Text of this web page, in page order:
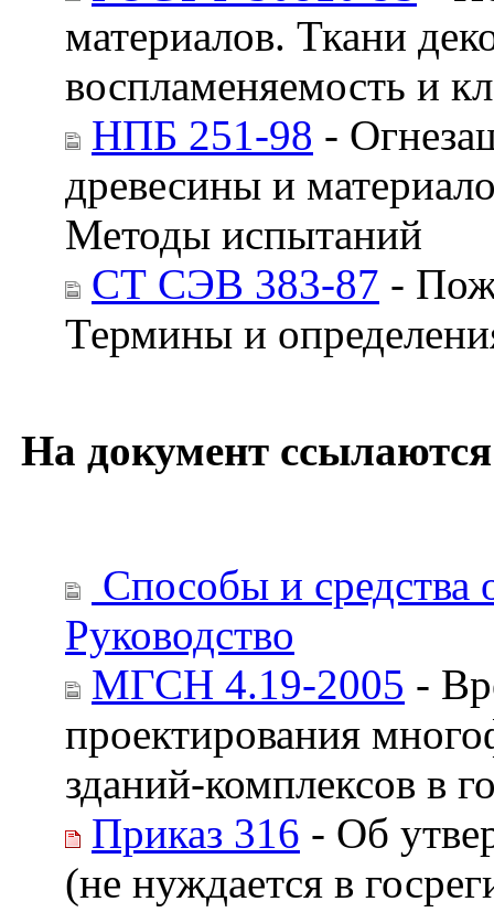
материалов. Ткани
воспламеняемость и
НПБ 251-98 -
древесины и
Методы испытаний
СТ СЭВ 383-87 -
Термины и
На документ
Способы и средства
Руководство
МГСН 4.19-2005 -
проектирования
зданий-комплексов в
Приказ 316 - Об
(не нуждается в